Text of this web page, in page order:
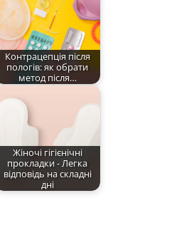
Контрацепція після
пологів: як обрати
метод після…
Жіночі гігієнічні
прокладки - Легка
відповідь на складні
дні